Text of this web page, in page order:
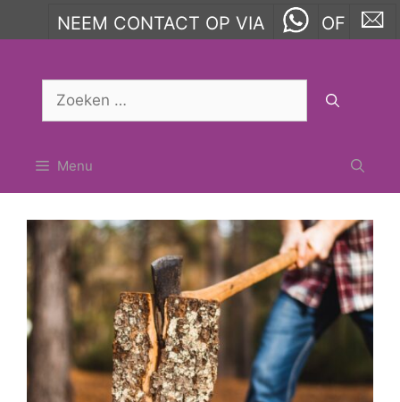
NEEM CONTACT OP VIA OF
Zoek
Menu